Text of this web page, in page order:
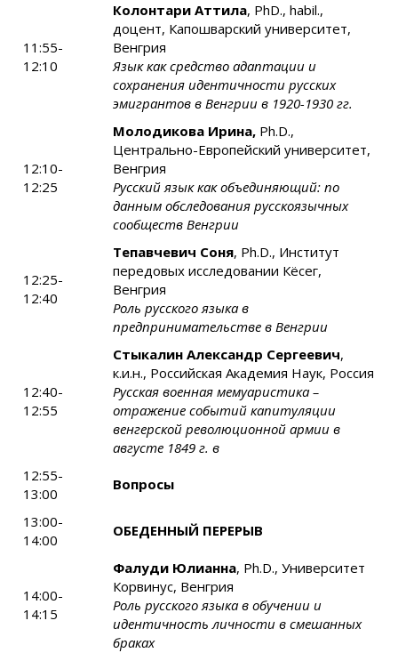
11:55-
12:10
Колонтари Аттила, PhD., habil.,
доцент, Капошварский университет,
Венгрия
Язык как средство адаптации и
сохранения идентичности русских
эмигрантов в Венгрии в 1920-1930 гг.
12:10-
12:25
Молодикова Ирина, Ph.D.,
Центрально-Европейский университет,
Венгрия
Русский язык как объединяющий: по
данным обследования русскоязычных
сообществ Венгрии
12:25-
12:40
Тепавчевич Соня, Ph.D., Институт
передовых исследовании Кёсег,
Венгрия
Роль русского языка в
предпринимательстве в Венгрии
12:40-
12:55
Стыкалин Александр Сергеевич,
к.и.н., Российская Академия Наук, Россия
Русская военная мемуаристика –
отражение событий капитуляции
венгерской революционной армии в
августе 1849 г. в
12:55-
13:00
Вопросы
13:00-
14:00
ОБЕДЕННЫЙ ПЕРЕРЫВ
14:00-
14:15
Фалуди Юлианна, Ph.D., Университет
Корвинус, Венгрия
Роль русского языка в обучении и
идентичность личности в смешанных
браках